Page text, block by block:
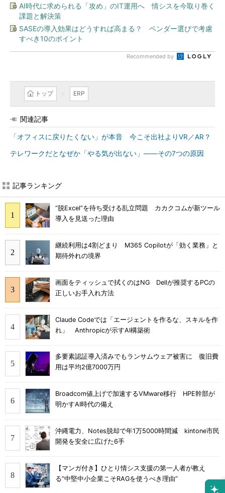
AI時代に求められる「攻め」のIT運用へ 情シスを今取り巻く
課題と解決策
SASEの導入効果はどうすれば高まる？ ベンダー選びで考慮
すべき10のポイント
Recommended by
トップ ERP
関連記事
「オフィスに戻りたくない」が本音 今こそ出社よりVR／AR？
テレワークだとなぜか「やる気が出ない」――その7つの原因
記事ランキング
“脱Excel”を待ち受ける乱立問題 カカクコムが新ツール
導入を見送った理由
継続利用は4割どまり M365 Copilotが「効く業務」と
期待外れの境界
画面をティッシュで拭くのはNG Dellが推奨するPCの
正しいお手入れ方法
Claude Codeでは「エージェントを作るな、スキルを作
れ」 Anthropicが示すAI構築術
多要素認証導入済みでもランサムウェア被害に 復旧費
用は平均2億7000万円
Broadcom値上げで加速するVMware移行 HPE幹部が
明かすAI時代の備え
沖縄電力、Notes脱却で年1万5000時間減 kintone市民
開発を安全に広げた6手
【マンガ付き】ひとり情シス支援の第一人者が教え
る”中堅中小企業こそRAGを使うべき理由”